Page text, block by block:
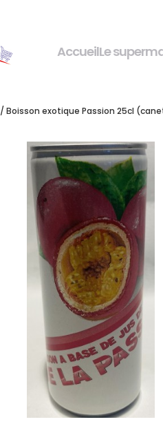
AccueilLe
/ Boisson exotique Passion 25cl